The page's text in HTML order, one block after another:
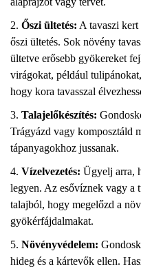
Őszi ültetés: A tavaszi kert
őszi ültetés. Sok növény
ültetve erősebb gyökereket
virágokat, például
hogy kora tavasszal
Talajelőkészítés:
Trágyázd vagy komposztáld
tápanyagokhoz jussanak.
Vízelvezetés: Ügyelj arra,
legyen. Az esővíznek vagy a
talajból, hogy megelőzd a
gyökérfájdalmakat.
Növényvédelem:
hideg és a kártevők ellen.